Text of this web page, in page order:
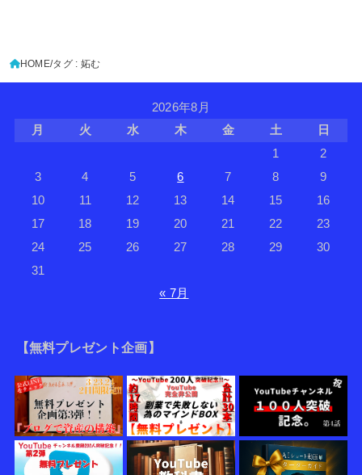
HOME タグ : 妬む
2026年8月
月
火 水 木 金 土
日
1
2
3
4 5 6 7 8
9
10
11 12 13 14 15
16
17
18 19 20 21 22
23
24
25 26 27 28 29
30
31
« 7月
【無料プレゼント企画】